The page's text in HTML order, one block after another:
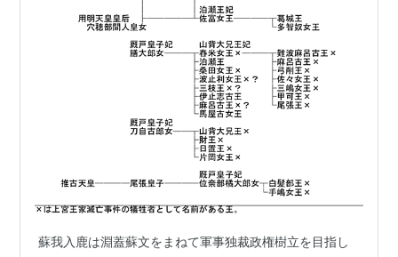
蘇我入鹿は淵蓋蘇文をまねて軍事独裁政権樹立を目指し